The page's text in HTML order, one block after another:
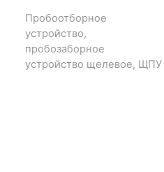
Пробоотборное
устройство,
пробозаборное
устройство щелевое, ЩПУ